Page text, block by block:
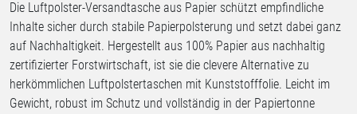
Die Luftpolster-Versandtasche aus Papier schützt empfindliche
Inhalte sicher durch stabile Papierpolsterung und setzt dabei ganz
auf Nachhaltigkeit. Hergestellt aus 100% Papier aus nachhaltig
zertifizierter Forstwirtschaft, ist sie die clevere Alternative zu
herkömmlichen Luftpolstertaschen mit Kunststofffolie. Leicht im
Gewicht, robust im Schutz und vollständig in der Papiertonne